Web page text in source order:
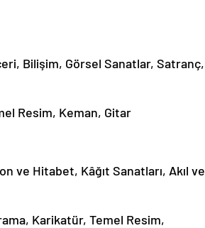
Bilişim, Görsel Sanatlar, Satranç,
Resim, Keman, Gitar
ve Hitabet, Kâğıt Sanatları, Akıl ve
Karikatür, Temel Resim,